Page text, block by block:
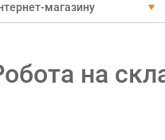
магазину
на